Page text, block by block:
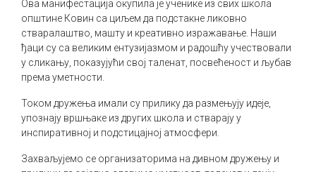
Ова манифестација окупила је ученике из свих школа
општине Ковин са циљем да подстакне ликовно
стваралаштво, машту и креативно изражавање. Наши
ђаци су са великим ентузијазмом и радошћу учествовали
у сликању, показујући свој таленат, посвећеност и љубав
према уметности.
Током дружења имали су прилику да размењују идеје,
упознају вршњаке из других школа и стварају у
инспиративној и подстицајној атмосфери.
Захваљујемо се организаторима на дивном дружењу и